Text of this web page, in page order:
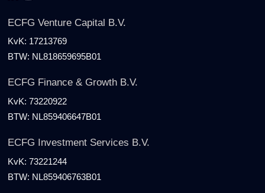
ECFG Venture Capital B.V.
KvK: 17213769
BTW: NL818659695B01
ECFG Finance & Growth B.V.
KvK: 73220922
BTW: NL859406647B01
ECFG Investment Services B.V.
KvK: 73221244
BTW: NL859406763B01